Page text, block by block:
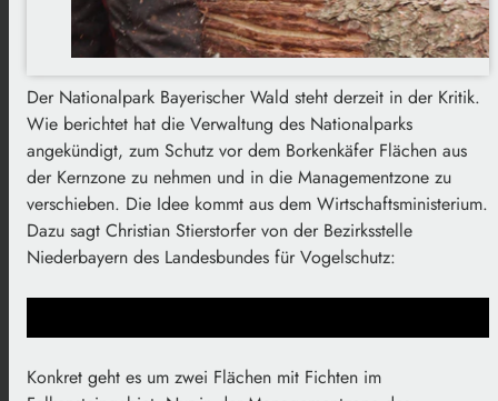
Der Nationalpark Bayerischer Wald steht derzeit in der Kritik.
Wie berichtet hat die Verwaltung des Nationalparks
angekündigt, zum Schutz vor dem Borkenkäfer Flächen aus
der Kernzone zu nehmen und in die Managementzone zu
verschieben. Die Idee kommt aus dem Wirtschaftsministerium.
Dazu sagt Christian Stierstorfer von der Bezirksstelle
Niederbayern des Landesbundes für Vogelschutz:
Konkret geht es um zwei Flächen mit Fichten im